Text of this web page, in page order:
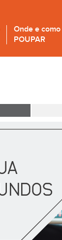
Onde e como
POUPAR